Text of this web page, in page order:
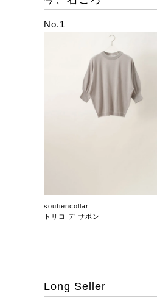
No.1
soutiencollar
トリコ デ サボン
Long Seller